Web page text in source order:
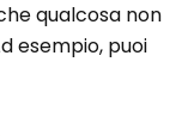
qualcosa non
esempio, puoi